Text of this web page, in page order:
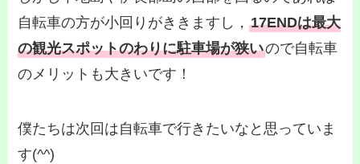
自転車の方が小回りがききますし，17ENDは最大
の観光スポットのわりに駐車場が狭いので自転車
のメリットも大きいです！
僕たちは次回は自転車で行きたいなと思っていま
す(^^)